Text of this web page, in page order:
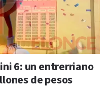
6: un entrerriano
de pesos